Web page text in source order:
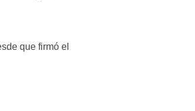
que firmó el